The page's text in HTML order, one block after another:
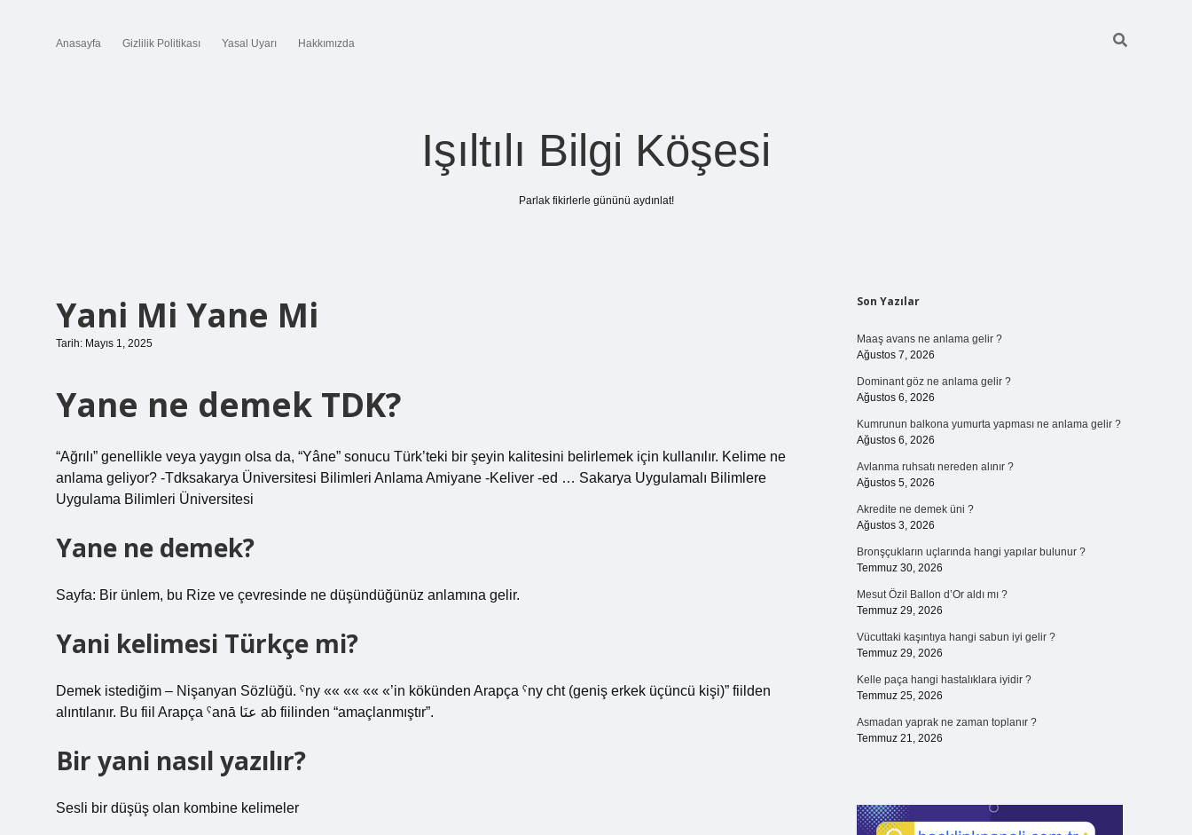
Anasayfa Gizlilik Politikası Yasal Uyarı Hakkımızda
Işıltılı Bilgi Köşesi
Parlak fikirlerle gününü aydınlat!
Yani Mi Yane Mi
Tarih: Mayıs 1, 2025
Yane ne demek TDK?
“Ağrılı” genellikle veya yaygın olsa da, “Yâne” sonucu Türk’teki bir şeyin kalitesini belirlemek için kullanılır. Kelime ne
anlama geliyor? -Tdksakarya Üniversitesi Bilimleri Anlama Amiyane -Keliver -ed … Sakarya Uygulamalı Bilimlere
Uygulama Bilimleri Üniversitesi
Yane ne demek?
Sayfa: Bir ünlem, bu Rize ve çevresinde ne düşündüğünüz anlamına gelir.
Yani kelimesi Türkçe mi?
Demek istediğim – Nişanyan Sözlüğü. ˁny «« «« «« «’in kökünden Arapça ˁny cht (geniş erkek üçüncü kişi)” fiilden
alıntılanır. Bu fiil Arapça ˁanā عنَا ab fiilinden “amaçlanmıştır”.
Bir yani nasıl yazılır?
Sesli bir düşüş olan kombine kelimeler
Sidebar
Son Yazılar
Maaş avans ne anlama gelir ?
Ağustos 7, 2026
Dominant göz ne anlama gelir ?
Ağustos 6, 2026
Kumrunun balkona yumurta yapması ne anlama gelir ?
Ağustos 6, 2026
Avlanma ruhsatı nereden alınır ?
Ağustos 5, 2026
Akredite ne demek üni ?
Ağustos 3, 2026
Bronşçukların uçlarında hangi yapılar bulunur ?
Temmuz 30, 2026
Mesut Özil Ballon d’Or aldı mı ?
Temmuz 29, 2026
Vücuttaki kaşıntıya hangi sabun iyi gelir ?
Temmuz 29, 2026
Kelle paça hangi hastalıklara iyidir ?
Temmuz 25, 2026
Asmadan yaprak ne zaman toplanır ?
Temmuz 21, 2026